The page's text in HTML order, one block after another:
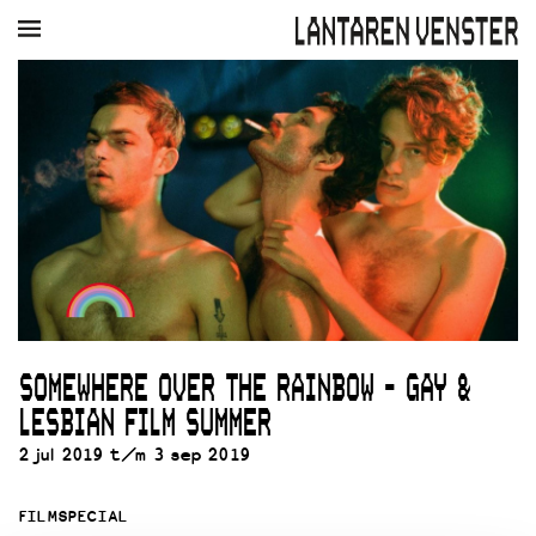
FILM MUZIEK RESTAURANT VERHUUR
Winkelmandje
Zoek
PLAN JE BEZOEK
Openingstijden & contact
Bereikbaarheid
Kaartverkoop
EDUCATIE
Schoolvoorstellingen
Filmprogramma’s Primair Onderwijs
Speciale educatieprogramma’s
SOMEWHERE OVER THE RAINBOW - GAY &
LESBIAN FILM SUMMER
2 jul 2019 t/m 3 sep 2019
FILMSPECIAL